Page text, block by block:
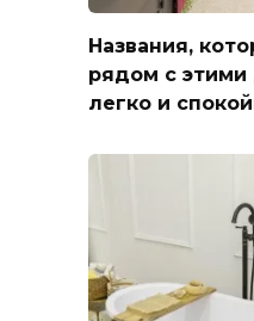
Названия,
рядом с
легко и